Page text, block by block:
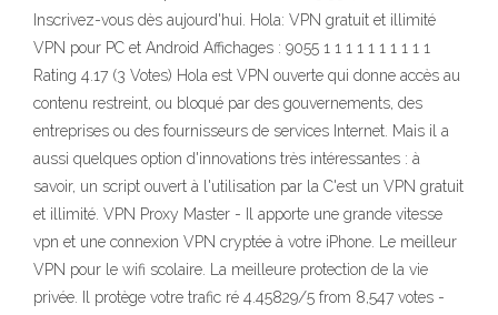
Inscrivez-vous dès aujourd'hui. Hola: VPN gratuit et illimité
VPN pour PC et Android Affichages : 9055 1 1 1 1 1 1 1 1 1 1
Rating 4.17 (3 Votes) Hola est VPN ouverte qui donne accès au
contenu restreint, ou bloqué par des gouvernements, des
entreprises ou des fournisseurs de services Internet. Mais il a
aussi quelques option d'innovations très intéressantes : à
savoir, un script ouvert à l'utilisation par la C'est un VPN gratuit
et illimité. VPN Proxy Master - Il apporte une grande vitesse
vpn et une connexion VPN cryptée à votre iPhone. Le meilleur
VPN pour le wifi scolaire. La meilleure protection de la vie
privée. Il protège votre trafic ré 4.45829/5 from 8,547 votes -